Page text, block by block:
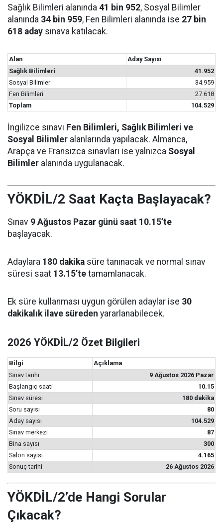
Sağlık Bilimleri alanında 41 bin 952, Sosyal Bilimler
alanında 34 bin 959, Fen Bilimleri alanında ise 27 bin
618 aday sınava katılacak.
Alan
Aday Sayısı
Sağlık Bilimleri
41.952
Sosyal Bilimler
34.959
Fen Bilimleri
27.618
Toplam
104.529
İngilizce sınavı Fen Bilimleri, Sağlık Bilimleri ve
Sosyal Bilimler alanlarında yapılacak. Almanca,
Arapça ve Fransızca sınavları ise yalnızca Sosyal
Bilimler alanında uygulanacak.
YÖKDİL/2 Saat Kaçta Başlayacak?
Sınav 9 Ağustos Pazar günü saat 10.15’te
başlayacak.
Adaylara 180 dakika süre tanınacak ve normal sınav
süresi saat 13.15’te tamamlanacak.
Ek süre kullanması uygun görülen adaylar ise 30
dakikalık ilave süreden yararlanabilecek.
2026 YÖKDİL/2 Özet Bilgileri
Bilgi
Açıklama
Sınav tarihi
9 Ağustos 2026 Pazar
Başlangıç saati
10.15
Sınav süresi
180 dakika
Soru sayısı
80
Aday sayısı
104.529
Sınav merkezi
87
Bina sayısı
300
Salon sayısı
4.165
Sonuç tarihi
26 Ağustos 2026
YÖKDİL/2’de Hangi Sorular
Çıkacak?